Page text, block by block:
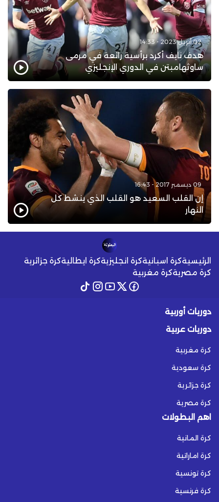
02 أبريل 2023 - 14:33
هدف نايف أكرد برأسية رائعة في مرمى
ساوثهامبتن في الدوري الإنجليزي
09 ديسمبر 2017 - 16:43
إن القلب السعيد هو القلب الذي ينشط كل
النهار
الرئيسيةكرة اسبانيةكرة انجليزيةكرة ايطاليةكرة جزائرية
كرة مصريةكرة مغربية
دوريات أوربية
دوريات عربية
كرة مغربية
كرة سعودية
كرة جزائرية
كرة مصرية
اهم البطولات
كرة المانية
كرة اماراتية
كرة تونسية
كرة فرنسية